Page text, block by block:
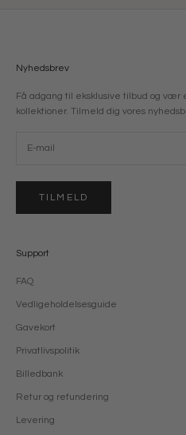
Nyhedsbrev
Få adgang til eksklusive tilbud og vær
kollektioner. Tilmeld dig vores
TILMELD
Support
FAQ
Vedligeholdelsesguide
Gavekort
Privatlivspolitik
Billedbank
Retur og refundering
Levering